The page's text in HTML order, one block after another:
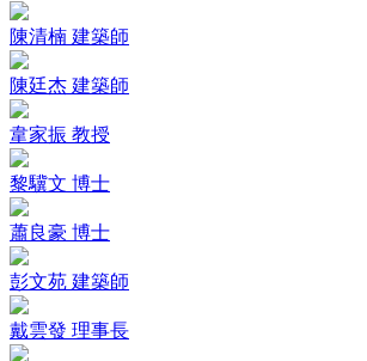
陳清楠 建築師
陳廷杰 建築師
韋家振 教授
黎驥文 博士
蕭良豪 博士
彭文苑 建築師
戴雲發 理事長